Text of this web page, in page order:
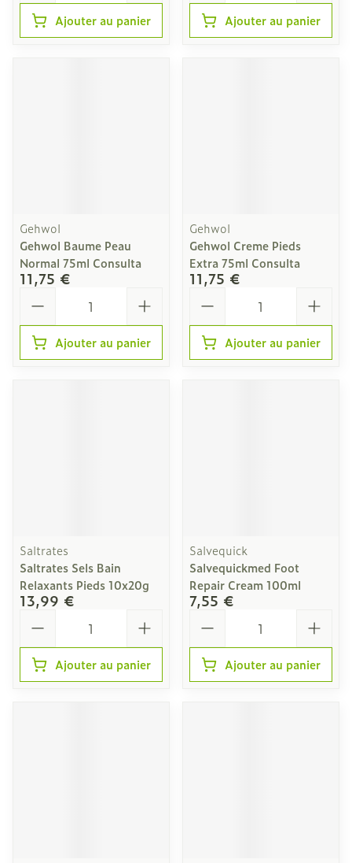
Ajouter au panier Ajouter au panier
Gehwol
Gehwol Baume Peau
Normal 75ml Consulta
11,75 €
Ajouter au panier
Gehwol
Gehwol Creme Pieds
Extra 75ml Consulta
11,75 €
Ajouter au panier
Saltrates
Saltrates Sels Bain
Relaxants Pieds 10x20g
13,99 €
Ajouter au panier
Salvequick
Salvequickmed Foot
Repair Cream 100ml
7,55 €
Ajouter au panier